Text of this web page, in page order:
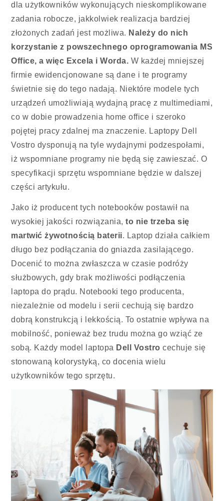
dla użytkowników wykonujących nieskomplikowane
zadania robocze, jakkolwiek realizacja bardziej
złożonych zadań jest możliwa. Należy do nich
korzystanie z powszechnego oprogramowania MS
Office, a więc Excela i Worda. W każdej mniejszej
firmie ewidencjonowane są dane i te programy
świetnie się do tego nadają. Niektóre modele tych
urządzeń umożliwiają wydajną pracę z multimediami,
co w dobie prowadzenia home office i szeroko
pojętej pracy zdalnej ma znaczenie. Laptopy Dell
Vostro dysponują na tyle wydajnymi podzespołami,
iż wspomniane programy nie będą się zawieszać. O
specyfikacji sprzętu wspomniane będzie w dalszej
części artykułu.
Jako iż producent tych notebooków postawił na
wysokiej jakości rozwiązania,to nie trzeba się
martwić żywotnością baterii. Laptop działa całkiem
długo bez podłączania do gniazda zasilającego.
Docenić to można zwłaszcza w czasie podróży
służbowych, gdy brak możliwości podłączenia
laptopa do prądu. Notebooki tego producenta,
niezależnie od modelu i serii cechują się bardzo
dobrą konstrukcją i lekkością. To ostatnie wpływa na
mobilność, ponieważ bez trudu można go wziąć ze
sobą. Każdy model laptopa Dell Vostro cechuje się
stonowaną kolorystyką, co docenia wielu
użytkowników tego sprzętu.